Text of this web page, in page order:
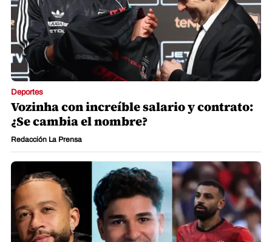
Deportes
Vozinha con increíble salario y contrato:
¿Se cambia el nombre?
Redacción La Prensa